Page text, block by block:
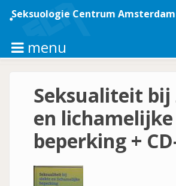
naar
gaan
Seksuologie Centrum Amsterdam
menu
Seksualiteit bij
en lichamelijke
beperking +